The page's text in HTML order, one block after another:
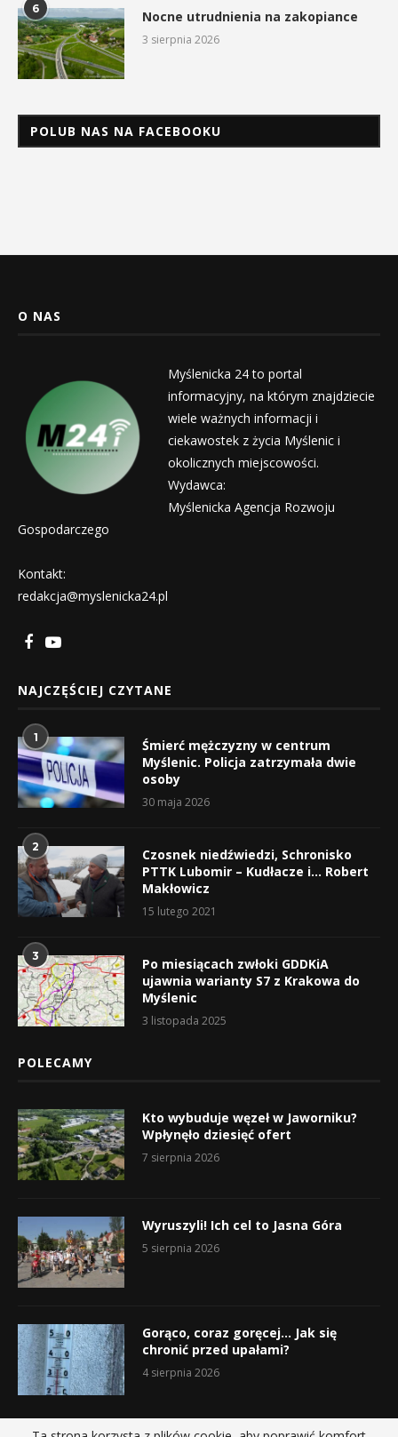
6 Nocne utrudnienia na zakopiance
3 sierpnia 2026
POLUB NAS NA FACEBOOKU
O NAS
Myślenicka 24 to portal
informacyjny, na którym znajdziecie
wiele ważnych informacji i
ciekawostek z życia Myślenic i
okolicznych miejscowości.
Wydawca:
Myślenicka Agencja Rozwoju
Gospodarczego
Kontakt:
redakcja@myslenicka24.pl
NAJCZĘŚCIEJ CZYTANE
1
Śmierć mężczyzny w centrum
Myślenic. Policja zatrzymała dwie
osoby
30 maja 2026
2
Czosnek niedźwiedzi, Schronisko
PTTK Lubomir – Kudłacze i… Robert
Makłowicz
15 lutego 2021
3
Po miesiącach zwłoki GDDKiA
ujawnia warianty S7 z Krakowa do
Myślenic
3 listopada 2025
POLECAMY
Kto wybuduje węzeł w Jaworniku?
Wpłynęło dziesięć ofert
7 sierpnia 2026
Wyruszyli! Ich cel to Jasna Góra
5 sierpnia 2026
Gorąco, coraz goręcej… Jak się
chronić przed upałami?
4 sierpnia 2026